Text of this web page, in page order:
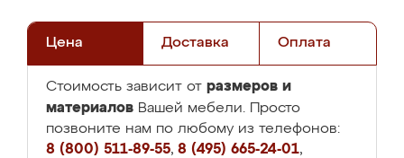
Цена Доставка Оплата
Стоимость зависит от размеров и
материалов Вашей мебели. Просто
позвоните нам по любому из телефонов:
8 (800) 511-89-55, 8 (495) 665-24-01,